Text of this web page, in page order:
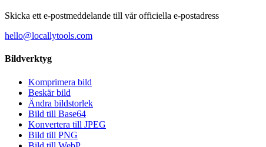
Skicka ett e-postmeddelande till vår officiella e-postadress
hello@locallytools.com
Bildverktyg
Komprimera bild
Beskär bild
Ändra bildstorlek
Bild till Base64
Konvertera till JPEG
Bild till PNG